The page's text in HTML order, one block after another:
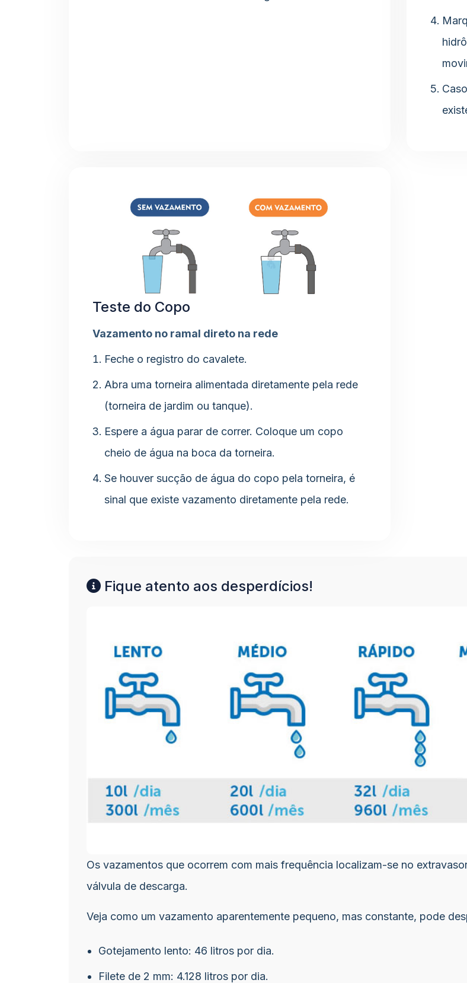
Teste do Copo
Vazamento no ramal direto na rede
Feche o registro do cavalete.
Abra uma torneira alimentada diretamente pela rede
(torneira de jardim ou tanque).
Espere a água parar de correr. Coloque um copo
cheio de água na boca da torneira.
Se houver sucção de água do copo pela torneira, é
sinal que existe vazamento diretamente pela rede.
Fique atento aos desperdícios!
Os vazamentos que ocorrem com mais frequência localizam-se no
válvula de descarga.
Veja como um vazamento aparentemente pequeno, mas constante, pode
Gotejamento lento: 46 litros por dia.
Filete de 2 mm: 4.128 litros por dia.